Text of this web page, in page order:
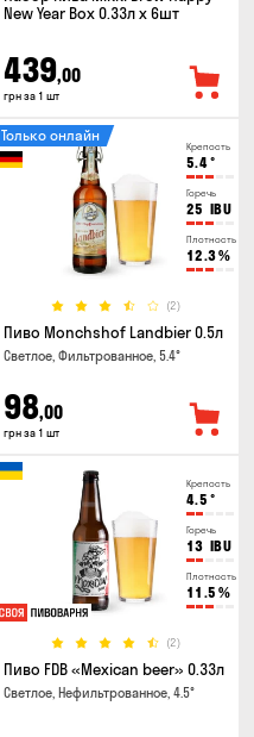
New Year Box 0.33л x 6шт
439,00
грн за 1 шт
Крепость
5.4°
Горечь
25 IBU
Плотность
12.3%
(2)
Только онлайн
Пиво Monchshof Landbier 0.5л
Светлое, Фильтрованное, 5.4°
98,00
грн за 1 шт
Крепость
4.5 °
Горечь
13 IBU
Плотность
11.5 %
(2)
Пиво FDB «Mexican beer» 0.33л
Светлое, Нефильтрованное, 4.5°